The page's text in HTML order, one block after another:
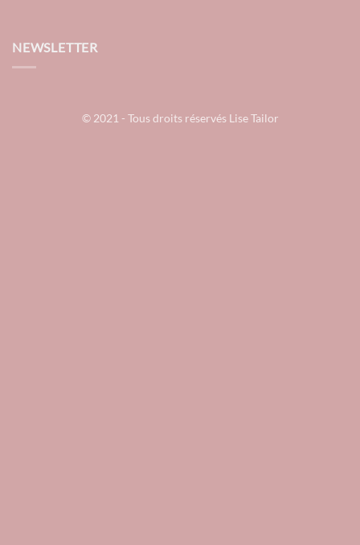
NEWSLETTER
© 2021 - Tous droits réservés Lise Tailor